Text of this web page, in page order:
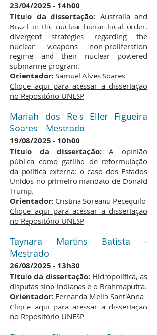
​23/04/2025 - 14h00
Título da dissertação: Australia and
Brazil in the nuclear hierarchical order:
divergent strategies regarding the
nuclear weapons non-proliferation
regime and their nuclear powered
submarine program.
Orientador: Samuel Alves Soares
Clique aqui para acessar a dissertação
no Repositório UNESP
Mariah dos Reis Eller Figueira
Soares - Mestrado
​19/08/2025 - 10h00
Título da dissertação:A opinião
pública como gatilho de reformulação
da política externa: o caso dos Estados
Unidos no primeiro mandato de Donald
Trump.
Orientador: Cristina Soreanu Pecequilo
Clique aqui para acessar a dissertação
no Repositório UNESP
Taynara Martins Batista -
Mestrado
​26/08/2025 - 13h30
Título da dissertação:Hidropolítica, as
disputas sino-indianas e o Brahmaputra.
Orientador: Fernanda Mello Sant'Anna
Clique aqui para acessar a dissertação
no Repositório UNESP